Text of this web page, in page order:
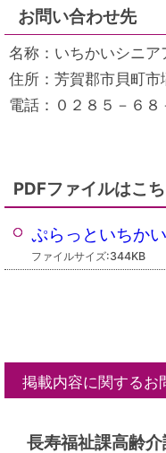
お問い合わせ先
名称：いちかいシニ
住所：芳賀郡市貝町
電話：０２８５－６８
PDFファイルはこ
ぷらっといちか
ファイルサイズ:344KB
掲載内容に関するお
長寿福祉課高齢